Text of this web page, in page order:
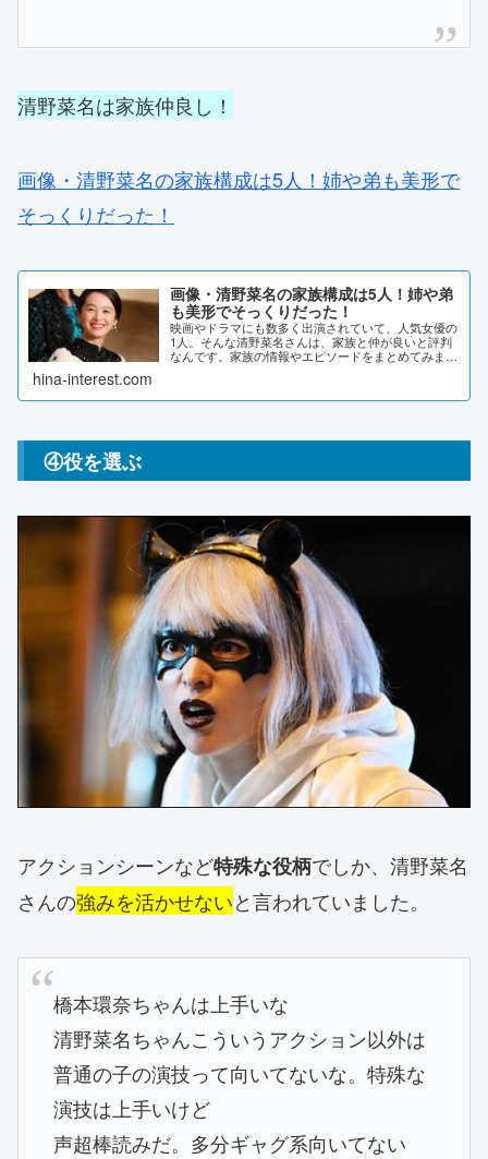
清野菜名は家族仲良し！
画像・清野菜名の家族構成は5人！姉や弟も美形で
そっくりだった！
画像・清野菜名の家族構成は5人！姉や弟
も美形でそっくりだった！
映画やドラマにも数多く出演されていて、人気女優の
1人。そんな清野菜名さんは、家族と仲が良いと評判
なんです。家族の情報やエピソードをまとめてみまし
に...
hina-interest.com
④役を選ぶ
アクションシーンなど特殊な役柄でしか、清野菜名
さんの強みを活かせないと言われていました。
橋本環奈ちゃんは上手いな
清野菜名ちゃんこういうアクション以外は
普通の子の演技って向いてないな。特殊な
演技は上手いけど
声超棒読みだ。多分ギャグ系向いてない